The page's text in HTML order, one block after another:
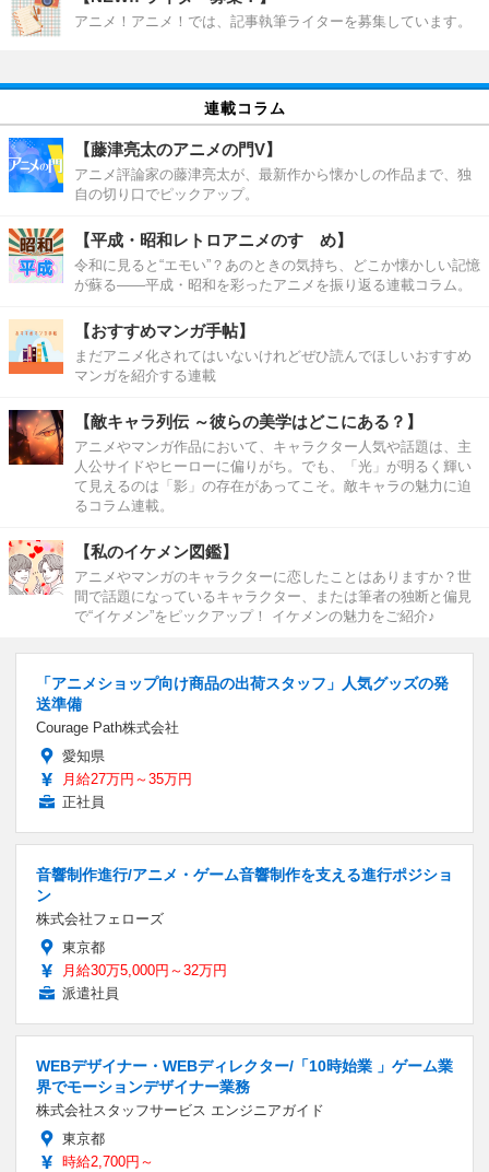
アニメ！アニメ！では、記事執筆ライターを募集しています。
連載コラム
【藤津亮太のアニメの門V】
アニメ評論家の藤津亮太が、最新作から懐かしの作品まで、独
自の切り口でピックアップ。
【平成・昭和レトロアニメのすゝめ】
令和に見ると“エモい”？あのときの気持ち、どこか懐かしい記憶
が蘇る――平成・昭和を彩ったアニメを振り返る連載コラム。
【おすすめマンガ手帖】
まだアニメ化されてはいないけれどぜひ読んでほしいおすすめ
マンガを紹介する連載
【敵キャラ列伝 ～彼らの美学はどこにある？】
アニメやマンガ作品において、キャラクター人気や話題は、主
人公サイドやヒーローに偏りがち。でも、「光」が明るく輝い
て見えるのは「影」の存在があってこそ。敵キャラの魅力に迫
るコラム連載。
【私のイケメン図鑑】
アニメやマンガのキャラクターに恋したことはありますか？世
間で話題になっているキャラクター、または筆者の独断と偏見
で“イケメン”をピックアップ！ イケメンの魅力をご紹介♪
「アニメショップ向け商品の出荷スタッフ」人気グッズの発
送準備
Courage Path株式会社
愛知県
月給27万円～35万円
正社員
音響制作進行/アニメ・ゲーム音響制作を支える進行ポジショ
ン
株式会社フェローズ
東京都
月給30万5,000円～32万円
派遣社員
WEBデザイナー・WEBディレクター/「10時始業 」ゲーム業
界でモーションデザイナー業務
株式会社スタッフサービス エンジニアガイド
東京都
時給2,700円～